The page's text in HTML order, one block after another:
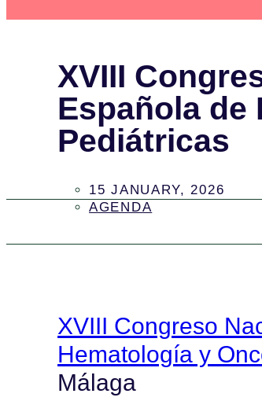
XVIII
Española de
Pediátricas
15 JANUARY, 2026
AGENDA
XVIII Congreso
Hematología y
Málaga